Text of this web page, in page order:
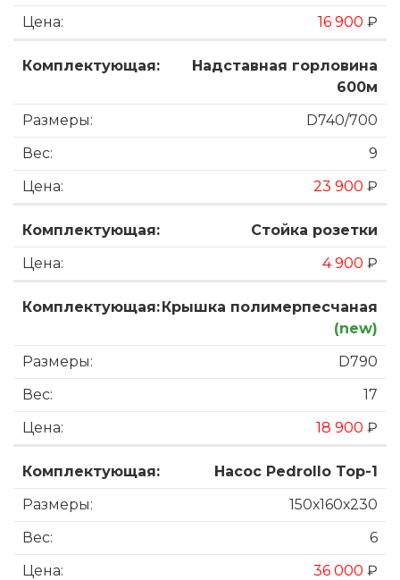
16 900 ₽
Надставная горловина
600м
D740/700
9
23 900 ₽
Стойка розетки
4 900 ₽
Крышка полимерпесчаная
(new)
D790
17
18 900 ₽
Насос Pedrollo Top-1
150х160х230
6
36 000 ₽